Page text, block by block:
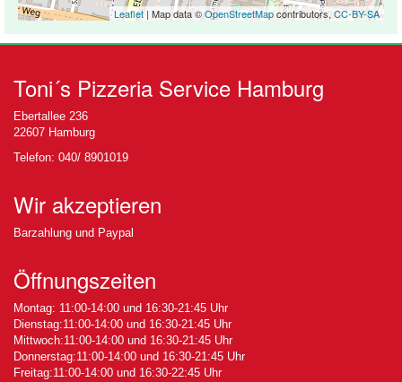
Leaflet | Map data ©OpenStreetMapcontributors, CC-BY-SA
Toni´s Pizzeria Service Hamburg
Ebertallee 236
22607 Hamburg
Telefon: 040/ 8901019
Wir akzeptieren
Barzahlung und Paypal
Öffnungszeiten
Montag: 11:00-14:00 und 16:30-21:45 Uhr
Dienstag:11:00-14:00 und 16:30-21:45 Uhr
Mittwoch:11:00-14:00 und 16:30-21:45 Uhr
Donnerstag:11:00-14:00 und 16:30-21:45 Uhr
Freitag:11:00-14:00 und 16:30-22:45 Uhr